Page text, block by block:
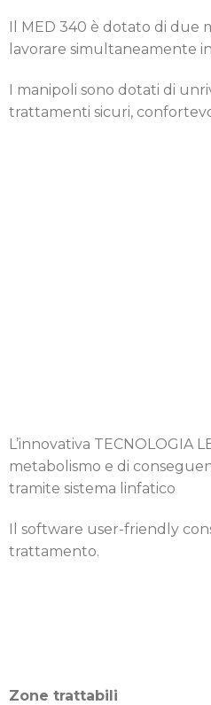
Il MED 340 è dotato di due
lavorare simultaneamente
I manipoli sono dotati di
trattamenti sicuri,
L’innovativa TECNOLOGIA
metabolismo e di
tramite sistema linfatico
Il software user-friendly
trattamento.
Zone trattabili